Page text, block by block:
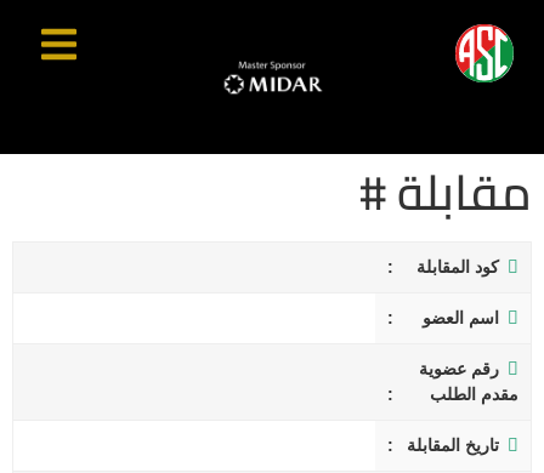
مقابلة #
كود المقابلة
اسم العضو
رقم عضوية
مقدم الطلب
تاريخ المقابلة